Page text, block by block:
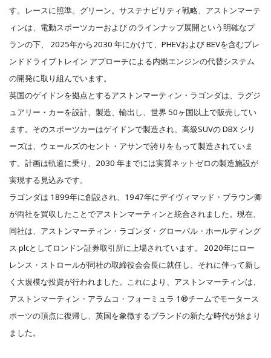
す。レースに照準。グリーン。サステナビリティ戦略、アストンマーテ
ィンは、電動スポーツカーおよび のラインナップ展開という明確なプ
ランの下、 2025年から2030 年にかけて、PHEVおよび BEVを含むブレ
ンドドライブトレイン アプローチによる内燃エンジンの代替システム
の開発に取り組んでいます。
英国のゲイドンを拠点とするアストンマーティン・ラゴンダは、ラグジ
ュアリー・カーを設計、製造、輸出し、世界 50ヶ国以上で販売してい
ます。そのスポーツカーはゲイドンで製造され、高級SUVの DBX シリ
ーズは、ウェールズのセント・アサンで誇りをもって製造されていま
す。計画は軌道に乗り、2030 年までには実質ネットゼロの製造施設が
実現する見込みです。
ラゴンダは 1899年に創設され、1947年にデイヴィマッド・ブラウン卿
が両社を買収したことでアストンマーティンと統合されました。現在、
同社は、アストンマーティン・ラゴンダ・グローバル・ホールディング
ス plcとしてロンドン証券取引所に上場されています。 2020年にロー
レンス・ストロールが同社の取締役会会長に就任し、それに伴って新し
く大規模な投資が行われました。これにより、アストンマーティンは、
アストンマーティン・アラムコ・フォーミュラ 1®チームでモータース
ポーツの頂点に復帰し、英国を象徴するブランドの新たな時代が始まり
ました。